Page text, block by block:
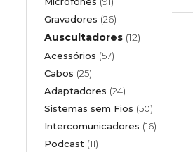
Gravadores (26)
Auscultadores (12)
Acessórios (57)
Cabos (25)
Adaptadores (24)
Sistemas sem Fios (50)
Intercomunicadores (16)
Podcast (11)